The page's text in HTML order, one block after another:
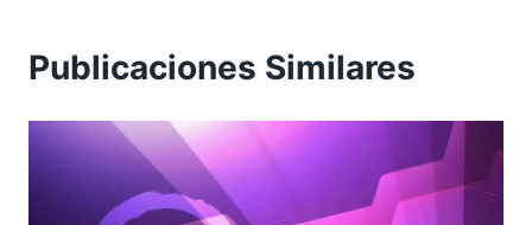
Publicaciones Similares